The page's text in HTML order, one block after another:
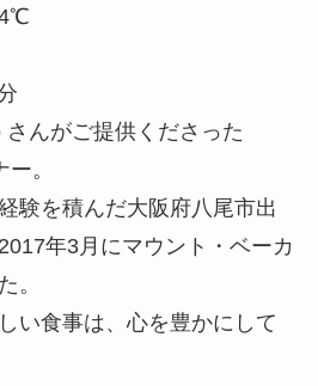
んがご提供くださった
。
験を積んだ大阪府八尾市出
年3月にマウント・ベーカ
。
い食事は、心を豊かにして